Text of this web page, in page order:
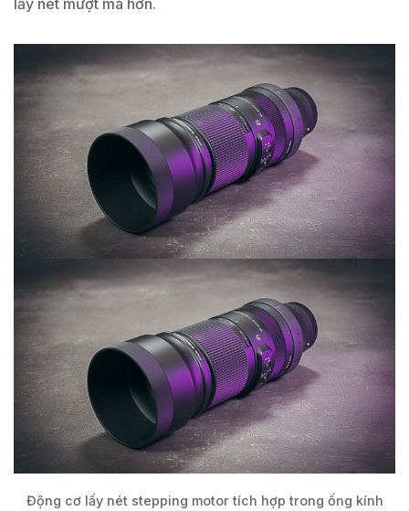
Động cơ lấy nét stepping motor tích hợp trong ống kính